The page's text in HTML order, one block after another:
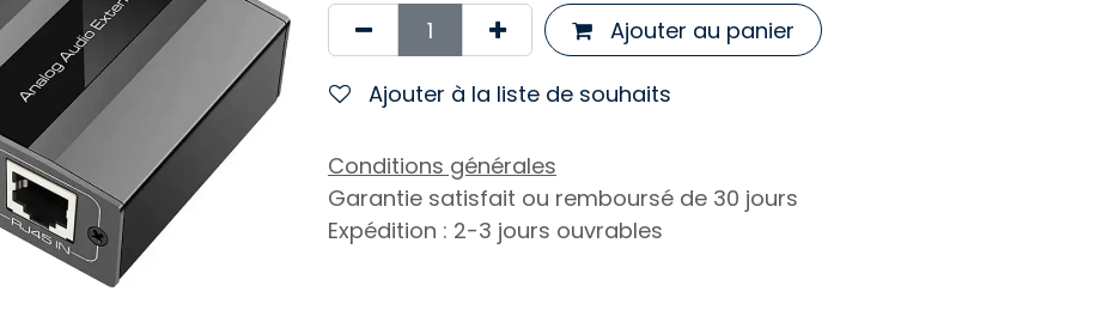
Ajouter au panier
Ajouter à la liste de souhaits
Conditions générales
Garantie satisfait ou remboursé de 30 jours
Expédition : 2-3 jours ouvrables